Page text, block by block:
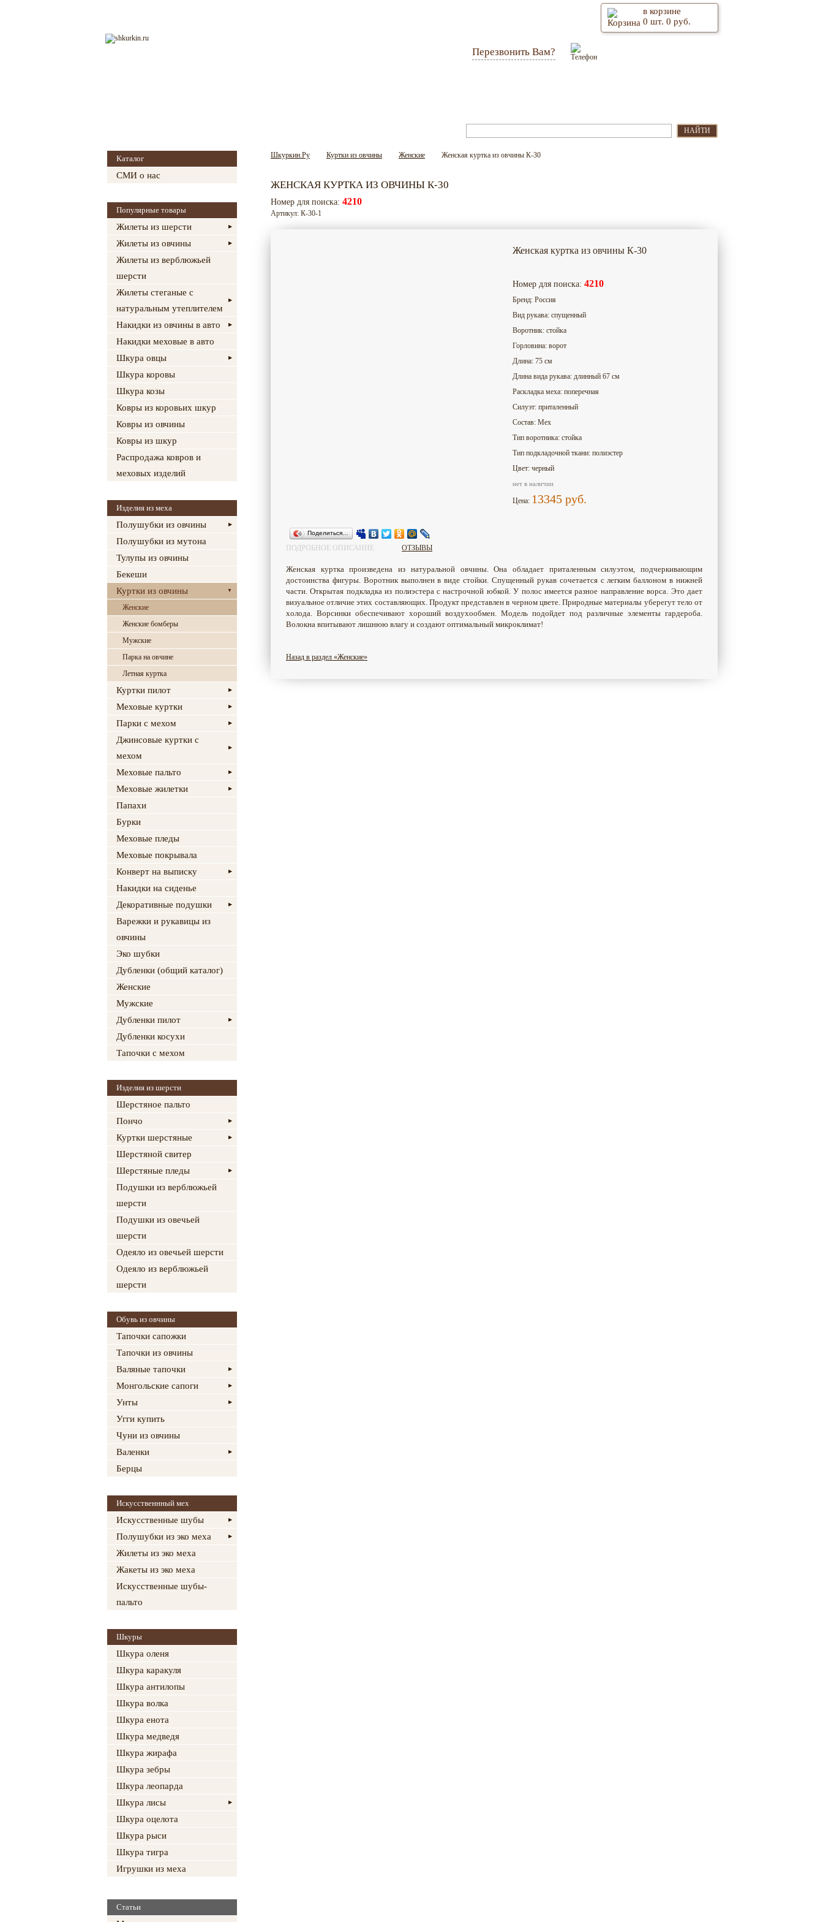
Перезвонить Вам?
в корзине
0 шт. 0 руб.
НАЙТИ
Каталог
СМИ о нас
Популярные товары
Жилеты из шерсти
Жилеты из овчины
Жилеты из верблюжьей
шерсти
Жилеты стеганые с
натуральным утеплителем
Накидки из овчины в авто
Накидки меховые в авто
Шкура овцы
Шкура коровы
Шкура козы
Ковры из коровьих шкур
Ковры из овчины
Ковры из шкур
Распродажа ковров и
меховых изделий
Изделия из меха
Полушубки из овчины
Полушубки из мутона
Тулупы из овчины
Бекеши
Куртки из овчины
Женские
Женские бомберы
Мужские
Парка на овчине
Летная куртка
Куртки пилот
Меховые куртки
Парки с мехом
Джинсовые куртки с
мехом
Меховые пальто
Меховые жилетки
Папахи
Бурки
Меховые пледы
Меховые покрывала
Конверт на выписку
Накидки на сиденье
Декоративные подушки
Варежки и рукавицы из
овчины
Эко шубки
Дубленки (общий каталог)
Женские
Мужские
Дубленки пилот
Дубленки косухи
Тапочки с мехом
Изделия из шерсти
Шерстяное пальто
Пончо
Куртки шерстяные
Шерстяной свитер
Шерстяные пледы
Подушки из верблюжьей
шерсти
Подушки из овечьей
шерсти
Одеяло из овечьей шерсти
Одеяло из верблюжьей
шерсти
Обувь из овчины
Тапочки сапожки
Тапочки из овчины
Валяные тапочки
Монгольские сапоги
Унты
Угги купить
Чуни из овчины
Валенки
Берцы
Искусственнный мех
Искусственные шубы
Полушубки из эко меха
Жилеты из эко меха
Жакеты из эко меха
Искусственные шубы-
пальто
Шкуры
Шкура оленя
Шкура каракуля
Шкура антилопы
Шкура волка
Шкура енота
Шкура медведя
Шкура жирафа
Шкура зебры
Шкура леопарда
Шкура лисы
Шкура оцелота
Шкура рыси
Шкура тигра
Игрушки из меха
Статьи
Шкуркин.Ру Куртки из овчины Женские Женская куртка из овчины К-30
ЖЕНСКАЯ КУРТКА ИЗ ОВЧИНЫ К-30
Номер для поиска: 4210
Артикул: К-30-1
Женская куртка из овчины К-30
Номер для поиска: 4210
Бренд: Россия
Вид рукава: спущенный
Воротник: стойка
Горловина: ворот
Длина: 75 см
Длина вида рукава: длинный 67 см
Раскладка меха: поперечная
Силуэт: приталенный
Состав: Мех
Тип воротника: стойка
Тип подкладочной ткани: полиэстер
Цвет: черный
нет в наличии
Цена: 13345 руб.
Поделиться…
ПОДРОБНОЕ ОПИСАНИЕ ОТЗЫВЫ
Женская куртка произведена из натуральной овчины. Она обладает приталенным силуэтом, подчеркивающим
достоинства фигуры. Воротник выполнен в виде стойки. Спущенный рукав сочетается с легким баллоном в нижней
части. Открытая подкладка из полиэстера с настрочной юбкой. У полос имеется разное направление ворса. Это дает
визуальное отличие этих составляющих. Продукт представлен в черном цвете. Природные материалы уберегут тело от
холода. Ворсинки обеспечивают хороший воздухообмен. Модель подойдет под различные элементы гардероба.
Волокна впитывают лишнюю влагу и создают оптимальный микроклимат!
Назад в раздел «Женские»